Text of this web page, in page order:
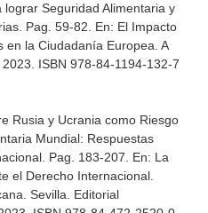
lograr Seguridad Alimentaria y
Pag. 59-82. En: El Impacto
en la Ciudadanía Europea . A
ISBN 978-84-1194-132-7
Rusia y Ucrania como Riesgo
Mundial: Respuestas
Pag. 183-207. En: La
el Derecho Internacional.
. Sevilla. Editorial